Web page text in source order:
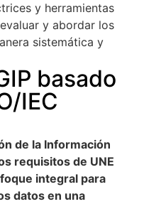
y herramientas
y abordar los
sistemática y
basado
IEC
de la Información
requisitos de UNE
integral para
datos en una